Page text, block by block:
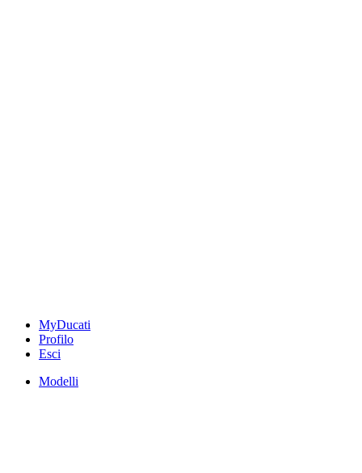
MyDucati
Profilo
Esci
Modelli